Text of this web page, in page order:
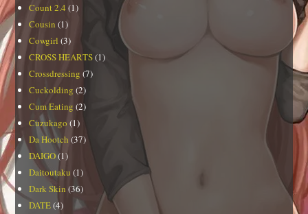
Count 2.4 (1)
Cousin (1)
Cowgirl (3)
CROSS HEARTS(1)
Crossdressing (7)
Cuckolding (2)
Cum Eating (2)
Cuzukago (1)
Da Hootch (37)
DAIGO(1)
Daitoutaku (1)
Dark Skin (36)
DATE(4)